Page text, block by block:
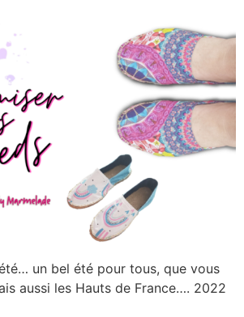
un bel été pour tous, que vous
aussi les Hauts de France…. 2022